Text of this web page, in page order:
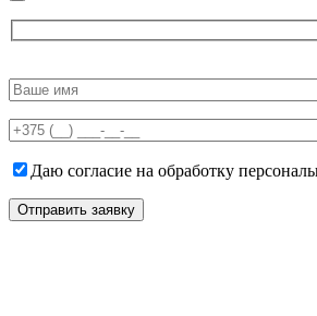
leave
field
empty.
Даю согласие на обработку